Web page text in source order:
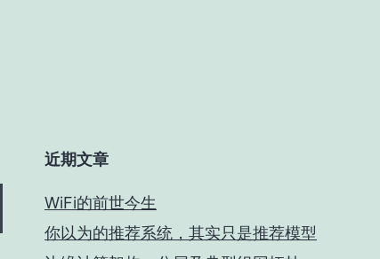
近期文章
WiFi的前世今生
你以为的推荐系统，其实只是推荐模型